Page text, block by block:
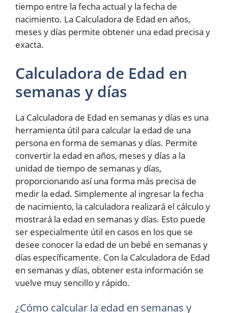
tiempo entre la fecha actual y la fecha de
nacimiento. La Calculadora de Edad en años,
meses y días permite obtener una edad precisa y
exacta.
Calculadora de Edad en
semanas y días
La Calculadora de Edad en semanas y días es una
herramienta útil para calcular la edad de una
persona en forma de semanas y días. Permite
convertir la edad en años, meses y días a la
unidad de tiempo de semanas y días,
proporcionando así una forma más precisa de
medir la edad. Simplemente al ingresar la fecha
de nacimiento, la calculadora realizará el cálculo y
mostrará la edad en semanas y días. Esto puede
ser especialmente útil en casos en los que se
desee conocer la edad de un bebé en semanas y
días específicamente. Con la Calculadora de Edad
en semanas y días, obtener esta información se
vuelve muy sencillo y rápido.
¿Cómo calcular la edad en semanas y